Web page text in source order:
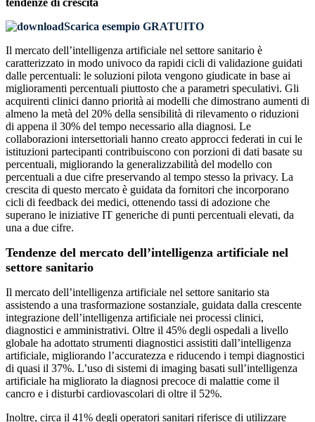
tendenze di crescita
Scarica esempio GRATUITO
Il mercato dell’intelligenza artificiale nel settore sanitario è
caratterizzato in modo univoco da rapidi cicli di validazione guidati
dalle percentuali: le soluzioni pilota vengono giudicate in base ai
miglioramenti percentuali piuttosto che a parametri speculativi. Gli
acquirenti clinici danno priorità ai modelli che dimostrano aumenti di
almeno la metà del 20% della sensibilità di rilevamento o riduzioni
di appena il 30% del tempo necessario alla diagnosi. Le
collaborazioni intersettoriali hanno creato approcci federati in cui le
istituzioni partecipanti contribuiscono con porzioni di dati basate su
percentuali, migliorando la generalizzabilità del modello con
percentuali a due cifre preservando al tempo stesso la privacy. La
crescita di questo mercato è guidata da fornitori che incorporano
cicli di feedback dei medici, ottenendo tassi di adozione che
superano le iniziative IT generiche di punti percentuali elevati, da
una a due cifre.
Tendenze del mercato dell’intelligenza artificiale nel
settore sanitario
Il mercato dell’intelligenza artificiale nel settore sanitario sta
assistendo a una trasformazione sostanziale, guidata dalla crescente
integrazione dell’intelligenza artificiale nei processi clinici,
diagnostici e amministrativi. Oltre il 45% degli ospedali a livello
globale ha adottato strumenti diagnostici assistiti dall’intelligenza
artificiale, migliorando l’accuratezza e riducendo i tempi diagnostici
di quasi il 37%. L’uso di sistemi di imaging basati sull’intelligenza
artificiale ha migliorato la diagnosi precoce di malattie come il
cancro e i disturbi cardiovascolari di oltre il 52%.
Inoltre, circa il 41% degli operatori sanitari riferisce di utilizzare